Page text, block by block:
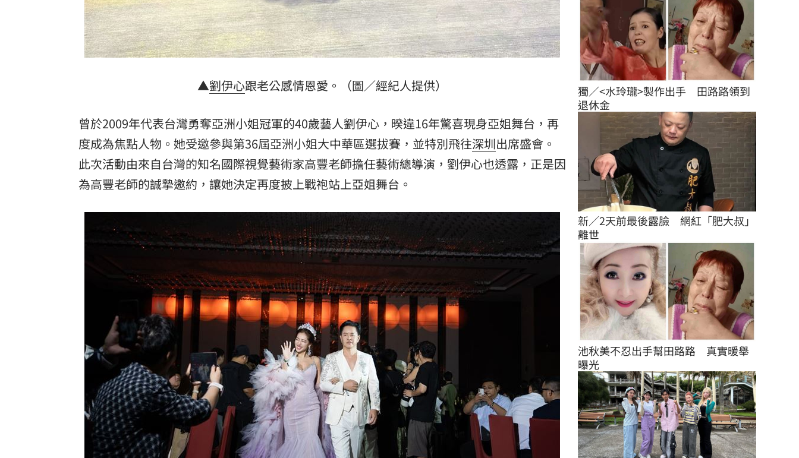
▲劉伊心跟老公感情恩愛。（圖／經紀人提供）
曾於2009年代表台灣勇奪亞洲小姐冠軍的40歲藝人劉伊心，暌違16年驚喜現身亞姐舞台，再
度成為焦點人物。她受邀參與第36屆亞洲小姐大中華區選拔賽，並特別飛往深圳出席盛會。
此次活動由來自台灣的知名國際視覺藝術家高豐老師擔任藝術總導演，劉伊心也透露，正是因
為高豐老師的誠摯邀約，讓她決定再度披上戰袍站上亞姐舞台。
獨／<水玲瓏>製作出手　田路路領到
退休金
新／2天前最後露臉　網紅「肥大叔」
離世
池秋美不忍出手幫田路路　真實暖舉
曝光